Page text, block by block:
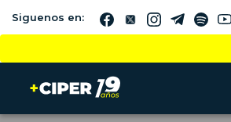
Siguenos en: